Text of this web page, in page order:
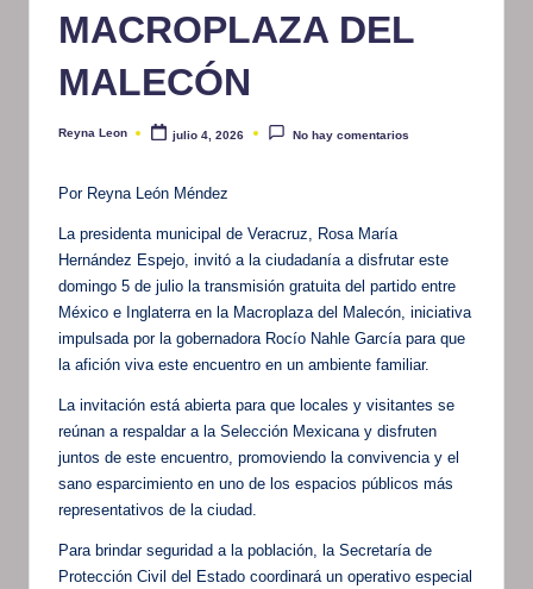
MACROPLAZA DEL
MALECÓN
Publicado
Reyna Leon julio 4, 2026 No hay comentarios
Por Reyna León Méndez
La presidenta municipal de Veracruz, Rosa María
Hernández Espejo, invitó a la ciudadanía a disfrutar este
domingo 5 de julio la transmisión gratuita del partido entre
México e Inglaterra en la Macroplaza del Malecón, iniciativa
impulsada por la gobernadora Rocío Nahle García para que
la afición viva este encuentro en un ambiente familiar.
La invitación está abierta para que locales y visitantes se
reúnan a respaldar a la Selección Mexicana y disfruten
juntos de este encuentro, promoviendo la convivencia y el
sano esparcimiento en uno de los espacios públicos más
representativos de la ciudad.
Para brindar seguridad a la población, la Secretaría de
Protección Civil del Estado coordinará un operativo especial